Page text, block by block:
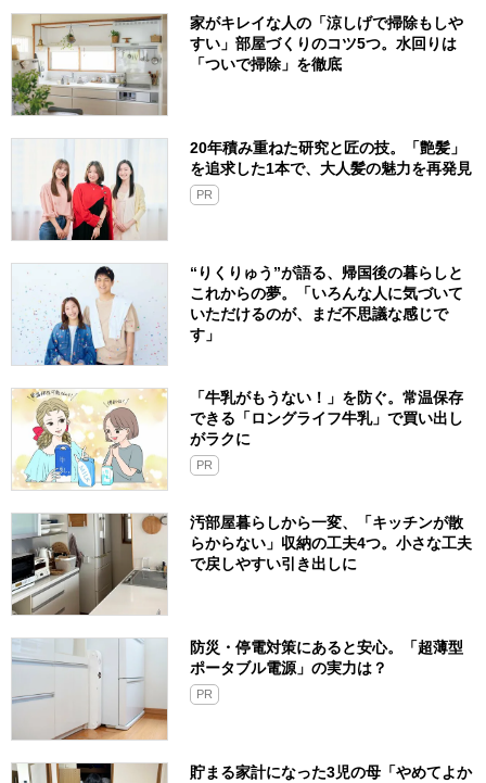
家がキレイな人の「涼しげで掃除もしや
すい」部屋づくりのコツ5つ。水回りは
「ついで掃除」を徹底
20年積み重ねた研究と匠の技。「艶髪」
を追求した1本で、大人髪の魅力を再発見
PR
“りくりゅう”が語る、帰国後の暮らしと
これからの夢。「いろんな人に気づいて
いただけるのが、まだ不思議な感じで
す」
「牛乳がもうない！」を防ぐ。常温保存
できる「ロングライフ牛乳」で買い出し
がラクに
PR
汚部屋暮らしから一変、「キッチンが散
らからない」収納の工夫4つ。小さな工夫
で戻しやすい引き出しに
防災・停電対策にあると安心。「超薄型
ポータブル電源」の実力は？​
PR
貯まる家計になった3児の母「やめてよか